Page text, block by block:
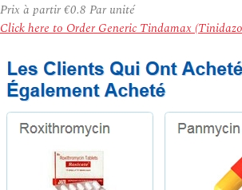
Prix à partir€0.8 Par unité
Click here to Order Generic Tindamax